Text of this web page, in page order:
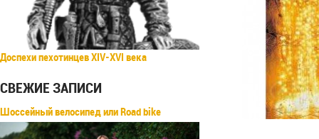
Доспехи пехотинцев XIV-XVI века
СВЕЖИЕ ЗАПИСИ
Шоссейный велосипед или Road bike